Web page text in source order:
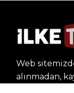
Web
alınmadan,